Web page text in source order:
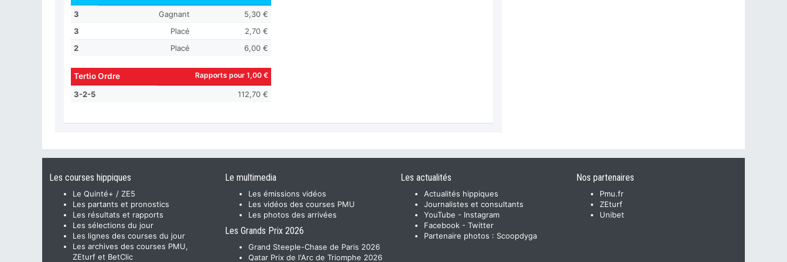
3 Gagnant
5,30 €
3
Placé
2,70 €
2
Placé 6,00 €
Tertio Ordre Rapports pour 1,00 €
3-2-5 112,70 €
Les courses hippiques
Le Quinté+ / ZE5
Les partants et pronostics
Les résultats et rapports
Les sélections du jour
Les lignes des courses du jour
Les archives des courses PMU,
ZEturf et BetClic
Le multimedia
Les émissions vidéos
Les vidéos des courses PMU
Les photos des arrivées
Les Grands Prix 2026
Grand Steeple-Chase de Paris 2026
Qatar Prix de l'Arc de Triomphe 2026
Les actualités
Actualités hippiques
Journalistes et consultants
YouTube - Instagram
Facebook - Twitter
Partenaire photos : Scoopdyga
Nos partenaires
Pmu.fr
ZEturf
Unibet